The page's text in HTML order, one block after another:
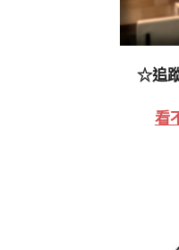
☆追
看